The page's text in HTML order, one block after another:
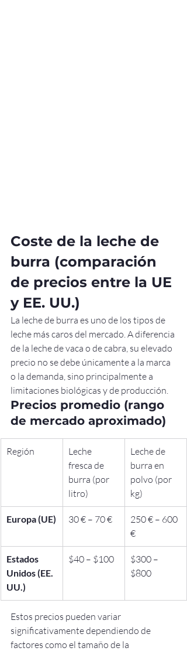
Coste de la leche de
burra (comparación
de precios entre la UE
y EE. UU.)
La leche de burra es uno de los tipos de
leche más caros del mercado. A diferencia
de la leche de vaca o de cabra, su elevado
precio no se debe únicamente a la marca
o la demanda, sino principalmente a
limitaciones biológicas y de producción.
Precios promedio (rango
de mercado aproximado)
Región
Leche
fresca de
burra (por
litro)
Leche de
burra en
polvo (por
kg)
Europa (UE) 30 € – 70 €
250 € – 600
€
Estados
Unidos (EE.
UU.)
$40 – $100
$300 –
$800
Estos precios pueden variar
significativamente dependiendo de
factores como el tamaño de la